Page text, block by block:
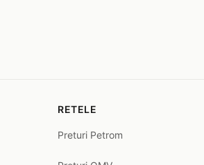
RETELE
Preturi Petrom